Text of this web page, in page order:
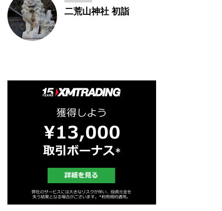
二荒山神社 初詣